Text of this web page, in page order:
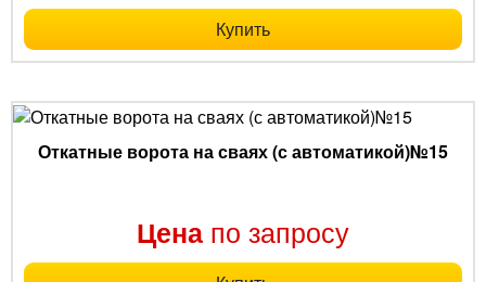
Купить
Откатные ворота на сваях (с автоматикой)№15
Цена по запросу